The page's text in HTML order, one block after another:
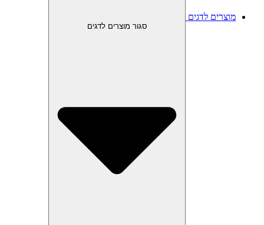
מוצרים לדגים
סגור מוצרים לדגים